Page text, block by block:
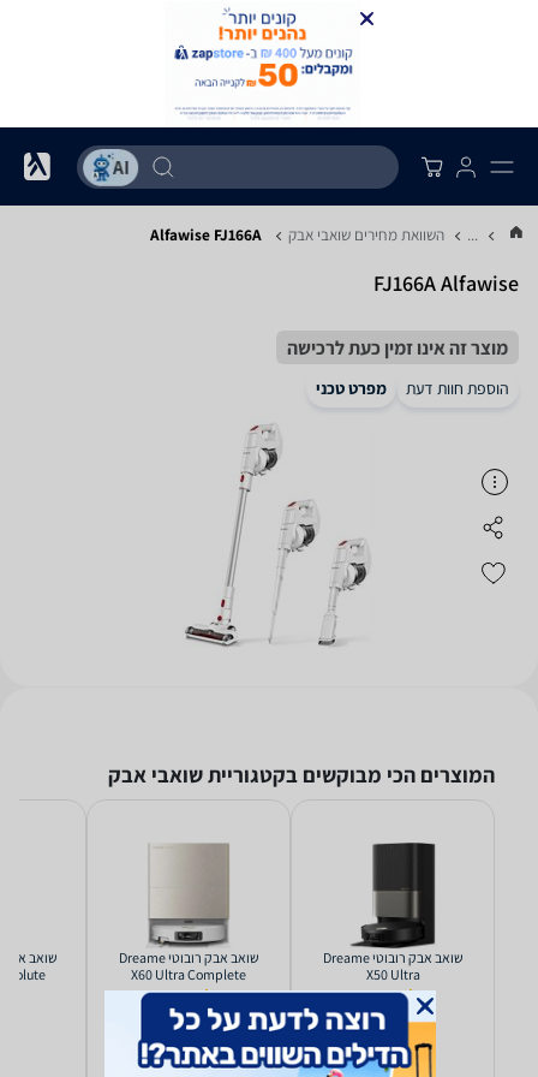
... השוואת מחירים שואבי אבק Alfawise FJ166A
FJ166A Alfawise
מוצר זה אינו זמין כעת לרכישה
הוספת חוות דעת מפרט טכני
המוצרים הכי מבוקשים בקטגוריית שואבי אבק
‏שואב אבק רובוטי Dreame
X50 Ultra
3.1
(7)
‏שואב אבק רובוטי Dreame
X60 Ultra Complete
2.0
(1)